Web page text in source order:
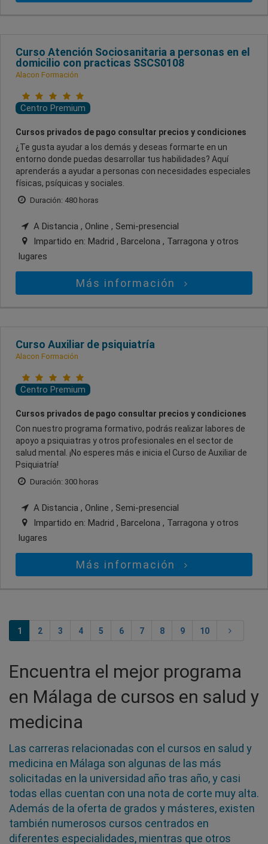
Curso Atención Sociosanitaria a personas en el
domicilio con practicas SSCS0108
Alacon Formación
Centro Premium
Cursos privados de pago consultar precios y condiciones
¿Te gusta ayudar a los demás y deseas formarte en un
entorno donde puedas desarrollar tus habilidades? Aquí
aprenderás a ayudar a personas con necesidades especiales
físicas, psíquicas y sociales.
Duración: 480 horas
A Distancia , Online , Semi-presencial
Impartido en: Madrid , Barcelona , Tarragona y otros
lugares
Más información
Curso Auxiliar de psiquiatría
Alacon Formación
Centro Premium
Cursos privados de pago consultar precios y condiciones
Con nuestro programa formativo, podrás realizar labores de
apoyo a psiquiatras y otros profesionales en el sector de
salud mental. ¡No esperes más e inicia el Curso de Auxiliar de
Psiquiatría!
Duración: 300 horas
A Distancia , Online , Semi-presencial
Impartido en: Madrid , Barcelona , Tarragona y otros
lugares
Más información
1 2 3 4 5 6 7 8 9 10
Encuentra el mejor programa
en Málaga de cursos en salud y
medicina
Las carreras relacionadas con el cursos en salud y
medicina en Málaga son algunas de las más
solicitadas en la universidad año tras año, y casi
todas ellas cuentan con una nota de corte muy alta.
Además de la oferta de grados y másteres, existen
también numerosos cursos centrados en
diferentes especialidades, mientras que otros